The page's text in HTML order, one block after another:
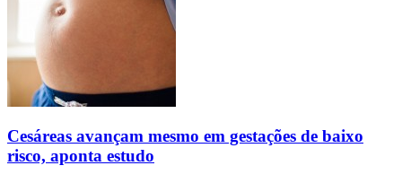
Cesáreas avançam mesmo em gestações de baixo
risco, aponta estudo